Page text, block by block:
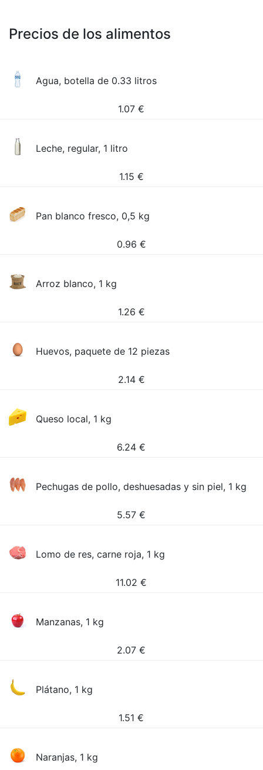
Precios de los alimentos
Agua, botella de 0.33 litros
1.07 €
Leche, regular, 1 litro
1.15 €
Pan blanco fresco, 0,5 kg
0.96 €
Arroz blanco, 1 kg
1.26 €
Huevos, paquete de 12 piezas
2.14 €
Queso local, 1 kg
6.24 €
Pechugas de pollo, deshuesadas y sin piel, 1 kg
5.57 €
Lomo de res, carne roja, 1 kg
11.02 €
Manzanas, 1 kg
2.07 €
Plátano, 1 kg
1.51 €
Naranjas, 1 kg